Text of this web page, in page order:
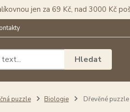
jen za 69 Kč, nad 3000 Kč
Hledat
puzzle Biologie Dřevěné